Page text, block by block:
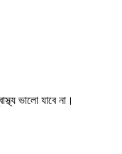
ভালো যাবে না।